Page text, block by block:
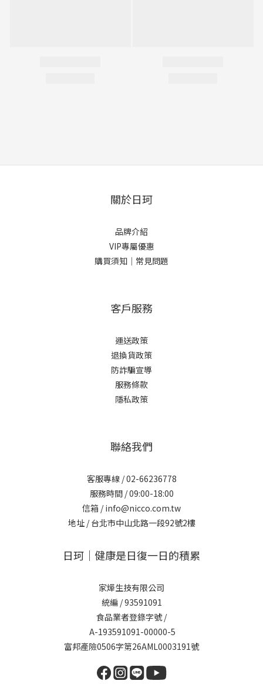
關於日珂
品牌介紹
VIP專屬優惠
購買須知｜常見問題
客戶服務
運送政策
退換貨政策
防詐騙宣導
服務條款
隱私政策
聯絡我們
客服專線 /02-66236778
服務時間 / 09:00-18:00
信箱 /info@nicco.com.tw
地址 /台北市中山北路一段92號2樓
日珂｜健康是日復一日的積累
家燁生技有限公司
統編 / 93591091
食品業者登錄字號 /
A-193591091-00000-5
富邦產險0506字第26AML0003191號